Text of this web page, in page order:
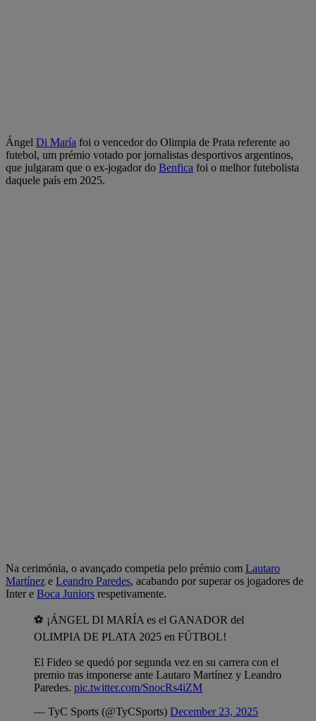
Ángel Di María foi o vencedor do Olimpia de Prata referente ao
futebol, um prémio votado por jornalistas desportivos argentinos,
que julgaram que o ex-jogador do Benfica foi o melhor futebolista
daquele país em 2025.
Na cerimónia, o avançado competia pelo prémio com Lautaro
Martínez e Leandro Paredes, acabando por superar os jogadores de
Inter e Boca Juniors respetivamente.
⚽ ¡ÁNGEL DI MARÍA es el GANADOR del
OLIMPIA DE PLATA 2025 en FÚTBOL!
El Fideo se quedó por segunda vez en su carrera con el
premio tras imponerse ante Lautaro Martínez y Leandro
Paredes. pic.twitter.com/SnocRs4iZM
— TyC Sports (@TyCSports) December 23, 2025